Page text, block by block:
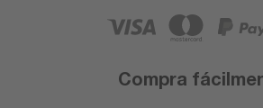
Compra